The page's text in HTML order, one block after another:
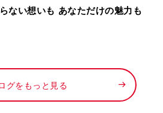
ない想いも あなただけの魅力も
グをもっと見る